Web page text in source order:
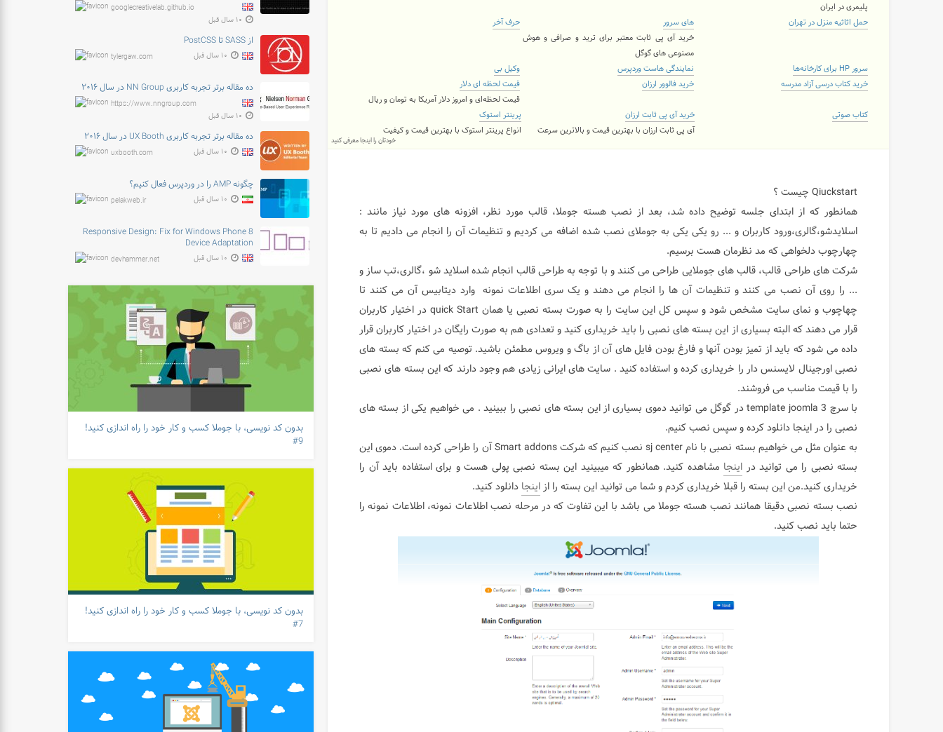
پلیمری در ایران
حمل اثاثیه منزل در تهران
های سرور
خرید آی پی ثابت معتبر برای ترید و صرافی و هوش
مصنوعی های گوگل
حرف آخر
سرور HP برای کارخانه‌ها نمایندگی هاست وردپرس
وکیل بی
خرید کتاب درسی آزاد مدرسه
خرید فالوور ارزان
قیمت لحظه ای دلار
قیمت لحظه‌ای و امروز دلار آمریکا به تومان و ریال
کتاب صوتی
خرید آی پی ثابت ارزان
آی پی ثابت ارزان با بهترین قیمت و بالاترین سرعت
پرینتر استوک
انواع پرینتر استوک با بهترین قیمت و کیفیت
خودتان را اینجا معرفی کنید
Qiuckstart چیست ؟
همانطور که از ابتدای جلسه توضیح داده شد، بعد از نصب هسته جوملا، قالب مورد نظر، افزونه های مورد نیاز مانند :
اسلایدشو،گالری،ورود کاربران و ... رو یکی یکی به جوملای نصب شده اضافه می کردیم و تنظیمات آن را انجام می دادیم تا به
چهارچوب دلخواهی که مد نظرمان هست برسیم.
شرکت های طراحی قالب، قالب های جوملایی طراحی می کنند و با توجه به طراحی قالب انجام شده اسلاید شو ،گالری،تب ساز و
... را روی آن نصب می کنند و تنظیمات آن ها را انجام می دهند و یک سری اطلاعات نمونه وارد دیتابیس آن می کنند تا
چهاچوب و نمای سایت مشخص شود و سپس کل این سایت را به صورت بسته نصبی یا همان quick Start در اختیار کاربران
قرار می دهند که البته بسیاری از این بسته های نصبی را باید خریداری کنید و تعدادی هم به صورت رایگان در اختیار کاربران قرار
داده می شود که باید از تمیز بودن آنها و فارغ بودن فایل های آن از باگ و ویروس مطمئن باشید. توصیه می کنم که بسته های
نصبی اورجینال لایسنس دار را خریداری کرده و استفاده کنید . سایت های ایرانی زیادی هم وجود دارند که این بسته های نصبی
را با قیمت مناسب می فروشند.
با سرچ template joomla 3 در گوگل می توانید دموی بسیاری از این بسته های نصبی را ببینید . می خواهیم یکی از بسته های
نصبی را در اینجا دانلود کرده و سپس نصب کنیم.
به عنوان مثل می خواهیم بسته نصبی با نام sj center نصب کنیم که شرکت Smart addons آن را طراحی کرده است. دموی این
بسته نصبی را می توانید در اینجا مشاهده کنید. همانطور که میبینید این بسته نصبی پولی هست و برای استفاده باید آن را
خریداری کنید.من این بسته را قبلا خریداری کردم و شما می توانید این بسته را ازاینجا دانلود کنید.
نصب بسته نصبی دقیقا همانند نصب هسته جوملا می باشد با این تفاوت که در مرحله نصب اطلاعات نمونه، اطلاعات نمونه را
حتما باید نصب کنید.
googlecreativelab.github.io
۱۰ سال قبل
از SASS تا PostCSS
tylergaw.com ۱۰ سال قبل
ده مقاله برتر تجربه کاربری NN Group در سال ۲۰۱۶
https://www.nngroup.com
۱۰ سال قبل
ده مقاله برتر تجربه کاربری UX Booth در سال ۲۰۱۶
uxbooth.com ۱۰ سال قبل
چگونه AMP را در وردپرس فعال کنیم؟
pelakweb.ir ۱۰ سال قبل
Responsive Design: Fix for Windows Phone 8
Device Adaptation
devhammer.net ۱۰ سال قبل
بدون کد نویسی، با جوملا کسب و کار خود را راه اندازی کنید!
9#
بدون کد نویسی، با جوملا کسب و کار خود را راه اندازی کنید!
7#